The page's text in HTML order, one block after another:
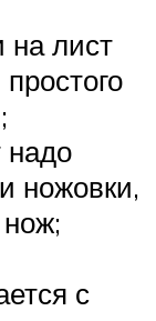
на лист
надо
ножовки,
с